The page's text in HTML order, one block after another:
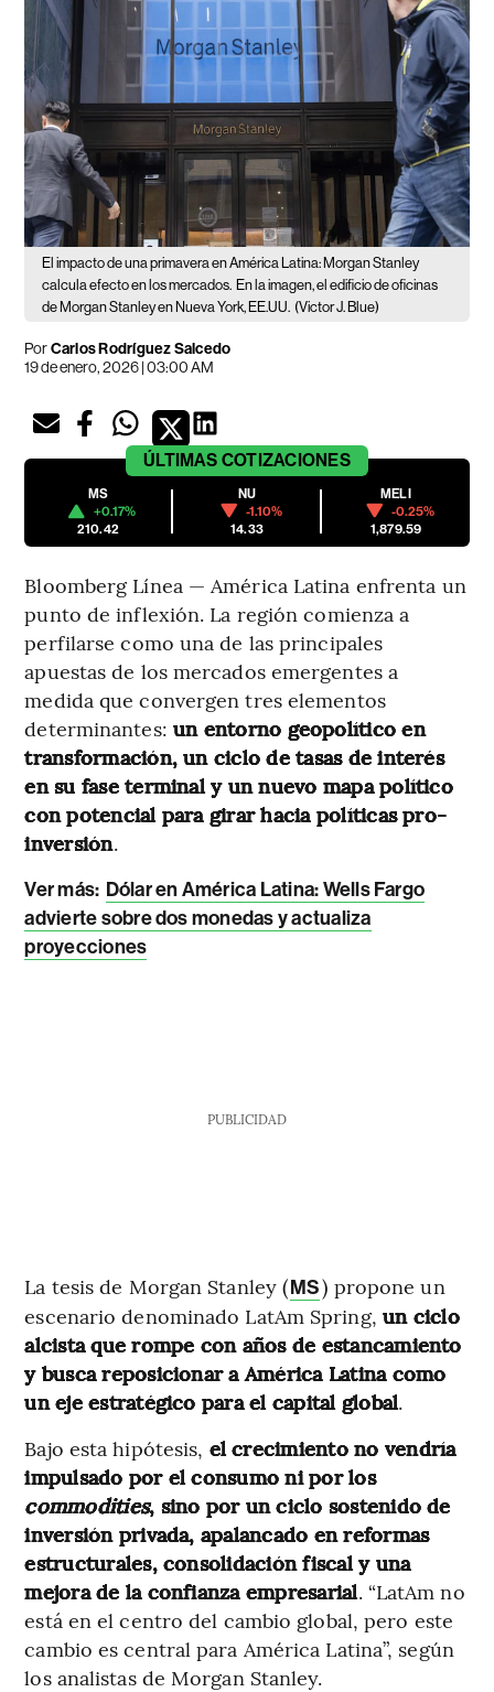
El impacto de una primavera en América Latina: Morgan Stanley
calcula efecto en los mercados. En la imagen, el edificio de oficinas
de Morgan Stanley en Nueva York, EE.UU. (Victor J. Blue)
PorCarlos Rodríguez Salcedo
19 de enero, 2026 | 03:00 AM
ÚLTIMAS COTIZACIONES
MS
+0.17%
210.42
NU
-1.10%
14.33
MELI
-0.25%
1,879.59
Bloomberg Línea — América Latina enfrenta un
punto de inflexión. La región comienza a
perfilarse como una de las principales
apuestas de los mercados emergentes a
medida que convergen tres elementos
determinantes: un entorno geopolítico en
transformación, un ciclo de tasas de interés
en su fase terminal y un nuevo mapa político
con potencial para girar hacia políticas pro-
inversión.
Ver más: Dólar en América Latina: Wells Fargo
advierte sobre dos monedas y actualiza
proyecciones
PUBLICIDAD
La tesis de Morgan Stanley (MS) propone un
escenario denominado LatAm Spring, un ciclo
alcista que rompe con años de estancamiento
y busca reposicionar a América Latina como
un eje estratégico para el capital global.
Bajo esta hipótesis, el crecimiento no vendría
impulsado por el consumo ni por los
commodities, sino por un ciclo sostenido de
inversión privada, apalancado en reformas
estructurales, consolidación fiscal y una
mejora de la confianza empresarial. “LatAm no
está en el centro del cambio global, pero este
cambio es central para América Latina”, según
los analistas de Morgan Stanley.